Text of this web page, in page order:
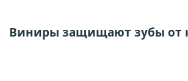
Виниры защищают зубы от